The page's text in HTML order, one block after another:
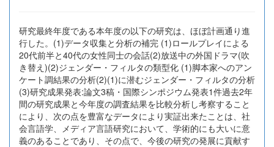
研究最終年度である本年度の以下の研究は、ほぼ計画通り進
行した。(1)データ収集と分析の補完 (1)ロールプレイによる
20代前半と40代の女性同士の会話(2)放送中の外国ドラマ(吹
き替え)(2)ジェンダー・フィルタの類型化 (1)脚本家へのアン
ケート調結果の分析(2)(1)に潜むジェンダー・フィルタの分析
(3)研究成果発表:論文3稿・国際シンポジウム発表1件過去2年
間の研究成果と今年度の調査結果を比較分析し考察すること
により、次の点を豊富なデータにより実証出来たことは、社
会言語学、メディア言語研究において、学術的にも大いに意
義のあることであり、その点で、今後の研究の発展に貢献す